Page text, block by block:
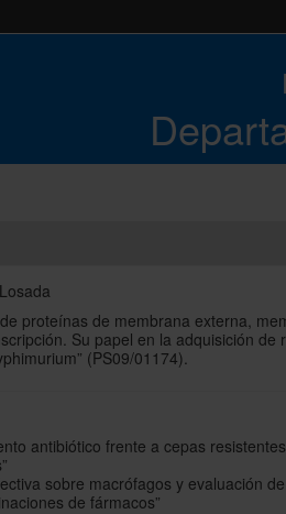
proteínas de membrana externa,
Su papel en la adquisición de
(PS09/01174).
antibiótico frente a cepas
sobre macrófagos y evaluación
de fármacos”